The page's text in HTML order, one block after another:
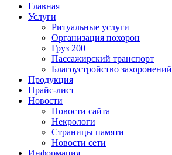
Главная
Услуги
Ритуальные услуги
Организация похорон
Груз 200
Пассажирский транспорт
Благоустройство захоронений
Продукция
Прайс-лист
Новости
Новости сайта
Некрологи
Страницы памяти
Новости сети
Информация